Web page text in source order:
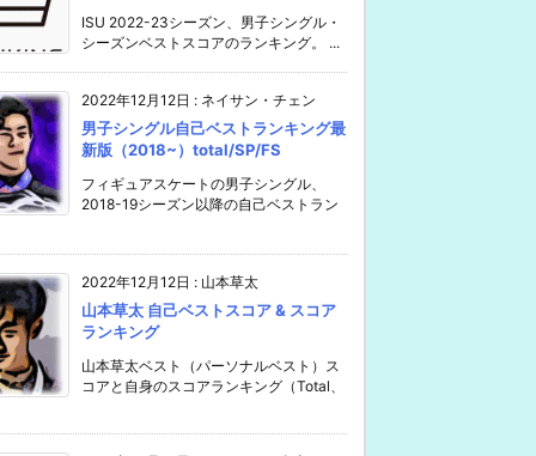
ISU 2022-23シーズン、男子シングル・
シーズンベストスコアのランキング。 ...
2022年12月12日 : ネイサン・チェン
男子シングル自己ベストランキング最
新版（2018~）total/SP/FS
フィギュアスケートの男子シングル、
2018-19シーズン以降の自己ベストラン
2022年12月12日 : 山本草太
山本草太 自己ベストスコア & スコア
ランキング
山本草太ベスト（パーソナルベスト）ス
コアと自身のスコアランキング（Total、